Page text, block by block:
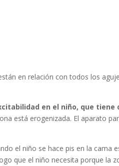
en relación con todos los
en el niño, que tiene
está erogenizada. El aparato
el niño se hace pis en la cama
que el niño necesita porque la